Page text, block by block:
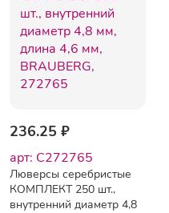
236.25 ₽
арт: C272765
Люверсы серебристые
КОМПЛЕКТ 250 шт.,
внутренний диаметр 4,8